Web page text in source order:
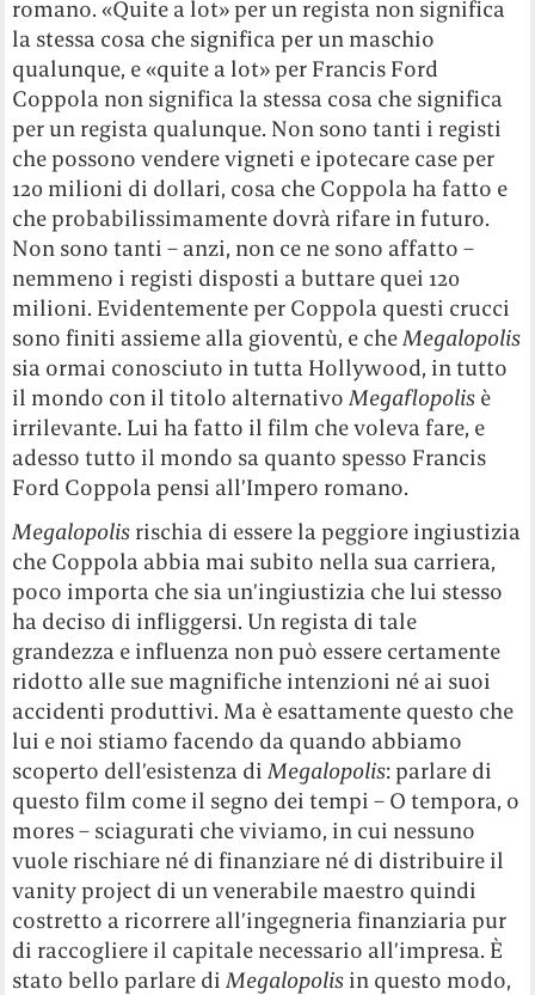
romano. «Quite a lot» per un regista non significa
la stessa cosa che significa per un maschio
qualunque, e «quite a lot» per Francis Ford
Coppola non significa la stessa cosa che significa
per un regista qualunque. Non sono tanti i registi
che possono vendere vigneti e ipotecare case per
120 milioni di dollari, cosa che Coppola ha fatto e
che probabilissimamente dovrà rifare in futuro.
Non sono tanti – anzi, non ce ne sono affatto –
nemmeno i registi disposti a buttare quei 120
milioni. Evidentemente per Coppola questi crucci
sono finiti assieme alla gioventù, e cheMegalopolis
sia ormai conosciuto in tutta Hollywood, in tutto
il mondo con il titolo alternativoMegaflopolis è
irrilevante. Lui ha fatto il film che voleva fare, e
adesso tutto il mondo sa quanto spesso Francis
Ford Coppola pensi all’Impero romano.
Megalopolis rischia di essere la peggiore ingiustizia
che Coppola abbia mai subito nella sua carriera,
poco importa che sia un’ingiustizia che lui stesso
ha deciso di infliggersi. Un regista di tale
grandezza e influenza non può essere certamente
ridotto alle sue magnifiche intenzioni né ai suoi
accidenti produttivi. Ma è esattamente questo che
lui e noi stiamo facendo da quando abbiamo
scoperto dell’esistenza diMegalopolis: parlare di
questo film come il segno dei tempi – O tempora, o
mores – sciagurati che viviamo, in cui nessuno
vuole rischiare né di finanziare né di distribuire il
vanity project di un venerabile maestro quindi
costretto a ricorrere all’ingegneria finanziaria pur
di raccogliere il capitale necessario all’impresa. È
stato bello parlare diMegalopolis in questo modo,